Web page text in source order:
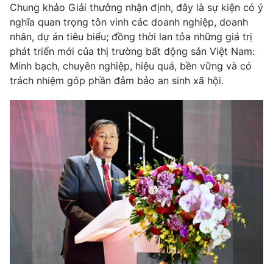
Video Shorts video
VTV Money VTV Thể thao
VTV Sức khoẻ
Thị trường 24h Tấm lòng Việt
VTV4 Vươn mình bằng AI
VTV8
Liên hệ tòa soạn English
Chung khảo Giải thưởng nhận định, đây là sự kiện có ý
nghĩa quan trọng tôn vinh các doanh nghiệp, doanh
nhân, dự án tiêu biểu; đồng thời lan tỏa những giá trị
phát triển mới của thị trường bất động sản Việt Nam:
Minh bạch, chuyên nghiệp, hiệu quả, bền vững và có
trách nhiệm góp phần đảm bảo an sinh xã hội.